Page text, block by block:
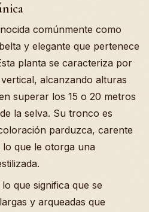
comúnmente como
y elegante que pertenece
planta se caracteriza por
alcanzando alturas
superar los 15 o 20 metros
la selva. Su tronco es
parduzca, carente
lo que le otorga una
que significa que se
y arqueadas que